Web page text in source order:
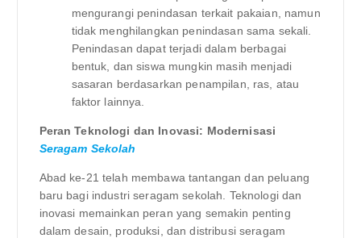
mengurangi penindasan terkait pakaian, namun
tidak menghilangkan penindasan sama sekali.
Penindasan dapat terjadi dalam berbagai
bentuk, dan siswa mungkin masih menjadi
sasaran berdasarkan penampilan, ras, atau
faktor lainnya.
Peran Teknologi dan Inovasi: Modernisasi
Seragam Sekolah
Abad ke-21 telah membawa tantangan dan peluang
baru bagi industri seragam sekolah. Teknologi dan
inovasi memainkan peran yang semakin penting
dalam desain, produksi, dan distribusi seragam